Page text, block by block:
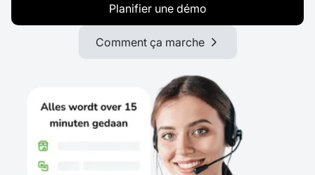
Planifier une démo
Comment ça marche